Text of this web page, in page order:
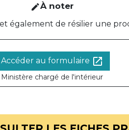
editÀ noter
également de résilier une
Accéder au formulaire open_in_new
Ministère chargé de l'intérieur